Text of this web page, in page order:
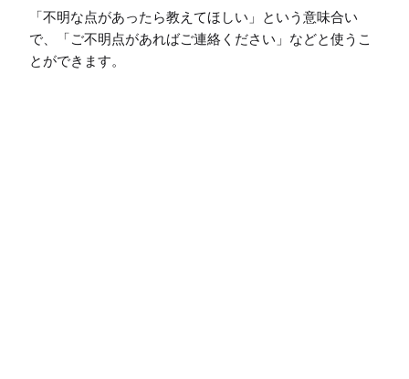
「不明な点があったら教えてほしい」という意味合い
で、「ご不明点があればご連絡ください」などと使うこ
とができます。